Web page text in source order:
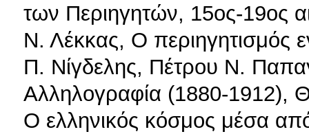
των Περιηγητών, 15ος-19ος
Ν. Λέκκας, Ο περιηγητισμός
Π. Νίγδελης, Πέτρου Ν.
Αλληλογραφία (1880-1912),
Ο ελληνικός κόσμος μέσα